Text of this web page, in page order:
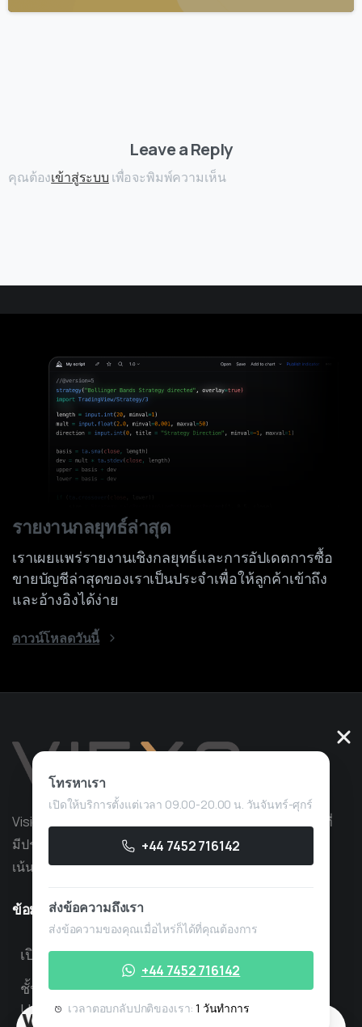
Leave a Reply
คุณต้องเข้าสู่ระบบ เพื่อจะพิมพ์ความเห็น
โทรหาเรา
เปิดให้บริการตั้งแต่เวลา 09.00-20.00 น. วันจันทร์-ศุกร์
+44 7452 716142
ส่งข้อความถึงเรา
ส่งข้อความของคุณเมื่อไหร่ก็ได้ที่คุณต้องการ
+44 7452 716142
เวลาตอบกลับปกติของเรา:1 วันทำการ
รายงานกลยุทธ์ล่าสุด
เราเผยแพร่รายงานเชิงกลยุทธ์และการอัปเดตการซื้อ
ขายบัญชีล่าสุดของเราเป็นประจำเพื่อให้ลูกค้าเข้าถึง
และอ้างอิงได้ง่าย
ดาวน์โหลดวันนี้
Vision Quant เป็นบริษัทผู้ให้บริการการซื้อขายเชิงปริมาณที่
มีประสบการณ์มากกว่า 10 ปีในด้านการพัฒนากลยุทธ์ โดย
เน้นที่การซื้อขายที่เป็นกรรมสิทธิ์
ข้อมูลที่เป็นประโยชน์
เปิดบริการตั้งแต่ 08.00 – 18.00 น. วันจันทร์ – ศุกร์
ชั้น 3 Lawford House, Albert Place, London,
United Kingdom, N3 1QA